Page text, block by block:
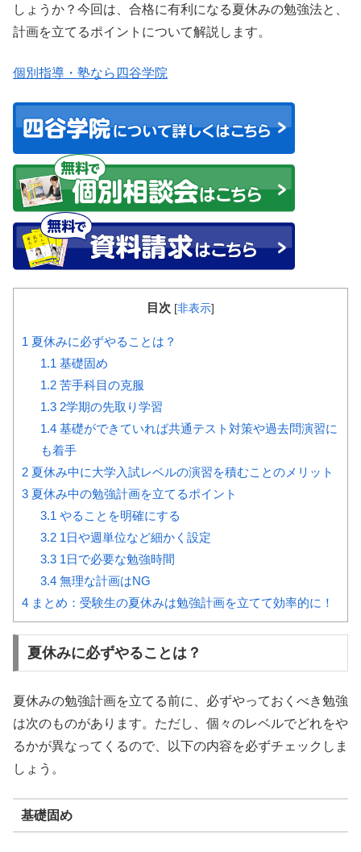
しょうか？今回は、合格に有利になる夏休みの勉強法と、
計画を立てるポイントについて解説します。
個別指導・塾なら四谷学院
目次 [非表示]
1 夏休みに必ずやることは？
1.1基礎固め
1.2苦手科目の克服
1.32学期の先取り学習
1.4基礎ができていれば共通テスト対策や過去問演習に
も着手
2 夏休み中に大学入試レベルの演習を積むことのメリット
3 夏休み中の勉強計画を立てるポイント
3.1やることを明確にする
3.21日や週単位など細かく設定
3.31日で必要な勉強時間
3.4無理な計画はNG
4 まとめ：受験生の夏休みは勉強計画を立てて効率的に！
夏休みに必ずやることは？
夏休みの勉強計画を立てる前に、必ずやっておくべき勉強
は次のものがあります。ただし、個々のレベルでどれをや
るかが異なってくるので、以下の内容を必ずチェックしま
しょう。
基礎固め